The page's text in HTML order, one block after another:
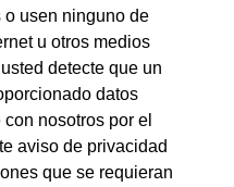
usen ninguno de
u otros medios
detecte que un
datos
nosotros por el
aviso de privacidad
que se requieran